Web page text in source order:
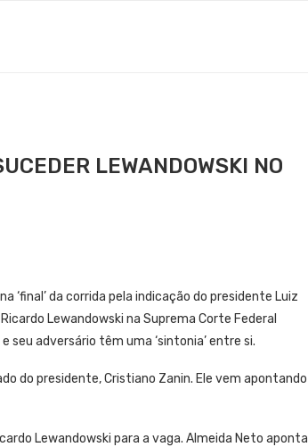
LEWANDOWSKI NO
‘final’ da corrida pela indicação do presidente Luiz
Lewandowski na Suprema Corte Federal
seu adversário têm uma ‘sintonia’ entre si.
do presidente, Cristiano Zanin. Ele vem apontando
Lewandowski para a vaga. Almeida Neto aponta